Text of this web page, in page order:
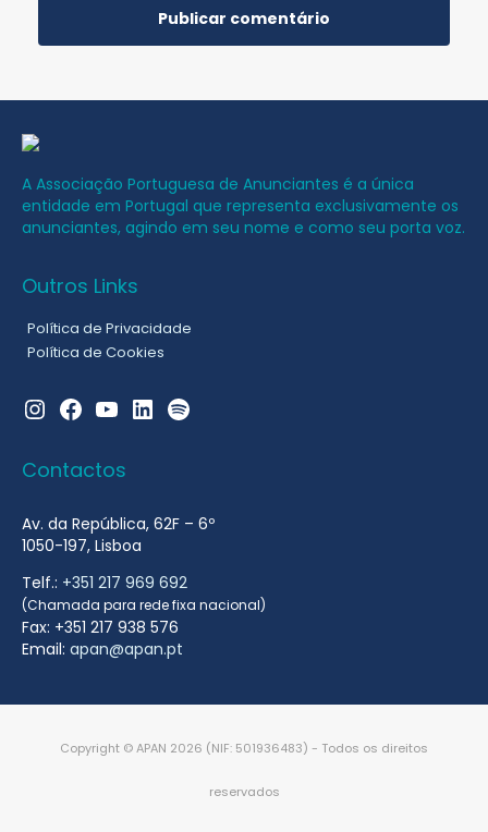
A Associação Portuguesa de Anunciantes é a única
entidade em Portugal que representa exclusivamente os
anunciantes, agindo em seu nome e como seu porta voz.
Outros Links
Política de Privacidade
Política de Cookies
Instagram
FacebookYouTubeLinkedInSpotify
Contactos
Av. da República, 62F – 6º
1050-197, Lisboa
Telf.: +351 217 969 692
(Chamada para rede fixa nacional)
Fax: +351 217 938 576
Email: apan@apan.pt
Copyright © APAN 2026 (NIF: 501936483) - Todos os direitos
reservados